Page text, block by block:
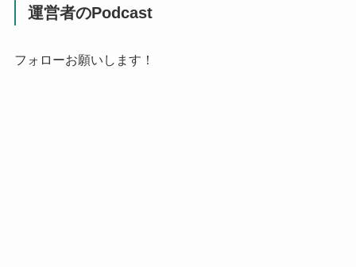
運営者のPodcast
フォローお願いします！